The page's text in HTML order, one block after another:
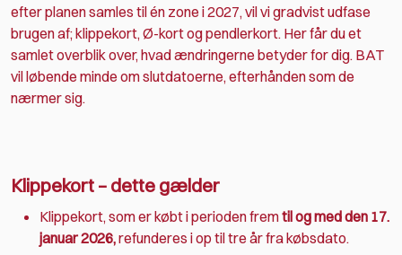
efter planen samles til én zone i 2027, vil vi gradvist udfase
brugen af; klippekort, Ø-kort og pendlerkort. Her får du et
samlet overblik over, hvad ændringerne betyder for dig. BAT
vil løbende minde om slutdatoerne, efterhånden som de
nærmer sig.
Klippekort – dette gælder
Klippekort, som er købt i perioden fremtil og med den 17.
januar 2026,refunderes i op til tre år fra købsdato.